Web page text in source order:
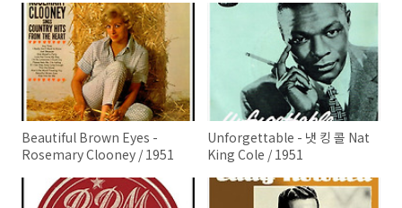
Beautiful Brown Eyes -
Rosemary Clooney / 1951
Unforgettable - 냇 킹 콜 Nat
King Cole / 1951